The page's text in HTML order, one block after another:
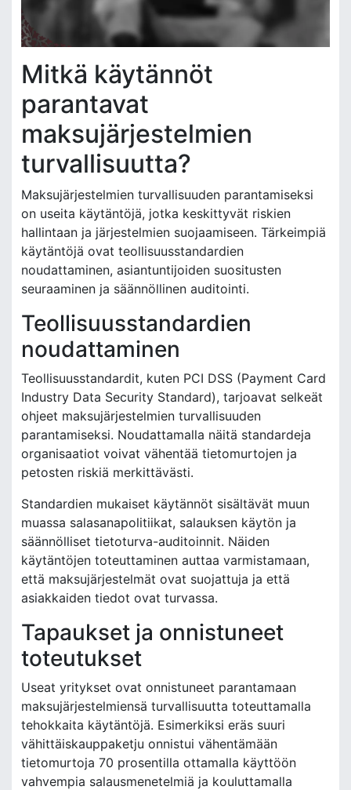
Mitkä käytännöt
parantavat
maksujärjestelmien
turvallisuutta?
Maksujärjestelmien turvallisuuden parantamiseksi
on useita käytäntöjä, jotka keskittyvät riskien
hallintaan ja järjestelmien suojaamiseen. Tärkeimpiä
käytäntöjä ovat teollisuusstandardien
noudattaminen, asiantuntijoiden suositusten
seuraaminen ja säännöllinen auditointi.
Teollisuusstandardien
noudattaminen
Teollisuusstandardit, kuten PCI DSS (Payment Card
Industry Data Security Standard), tarjoavat selkeät
ohjeet maksujärjestelmien turvallisuuden
parantamiseksi. Noudattamalla näitä standardeja
organisaatiot voivat vähentää tietomurtojen ja
petosten riskiä merkittävästi.
Standardien mukaiset käytännöt sisältävät muun
muassa salasanapolitiikat, salauksen käytön ja
säännölliset tietoturva-auditoinnit. Näiden
käytäntöjen toteuttaminen auttaa varmistamaan,
että maksujärjestelmät ovat suojattuja ja että
asiakkaiden tiedot ovat turvassa.
Tapaukset ja onnistuneet
toteutukset
Useat yritykset ovat onnistuneet parantamaan
maksujärjestelmiensä turvallisuutta toteuttamalla
tehokkaita käytäntöjä. Esimerkiksi eräs suuri
vähittäiskauppaketju onnistui vähentämään
tietomurtoja 70 prosentilla ottamalla käyttöön
vahvempia salausmenetelmiä ja kouluttamalla